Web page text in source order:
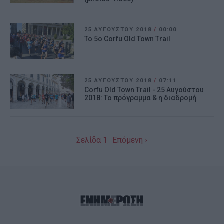
25 ΑΥΓΟΎΣΤΟΥ 2018 / 00:00
Το 5ο Corfu Old Town Trail
25 ΑΥΓΟΎΣΤΟΥ 2018 / 07:11
Corfu Old Town Trail - 25 Αυγούστου
2018: Το πρόγραμμα & η διαδρομή
Σελίδα 1 Επόμενη ›